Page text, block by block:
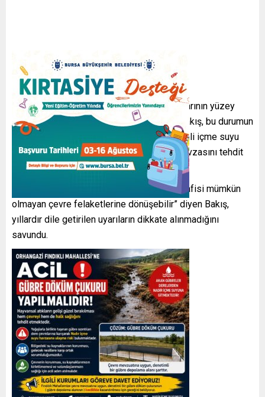
Özellikle yağışlı dönemlerde gübre sızıntılarının yüzey
sularına karışma riskinin arttığını belirten Bakış, bu durumun
Nadır Deresi üzerinden Orhangazi’nin önemli içme suyu
kaynaklarından biri olan Nadır içme suyu havzasını tehdit
edebileceğini söyledi.
“Bugün sessiz kalınan bu ihmaller, yarın telafisi mümkün
olmayan çevre felaketlerine dönüşebilir” diyen Bakış,
yıllardır dile getirilen uyarıların dikkate alınmadığını
savundu.